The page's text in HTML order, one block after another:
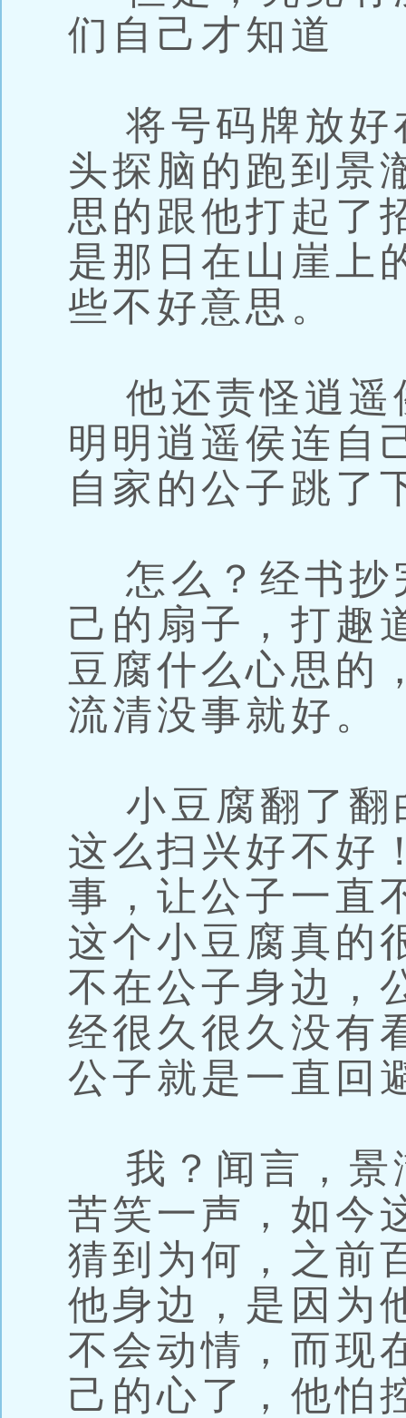
们自己才知道
将号码牌放好
头探脑的跑到景
思的跟他打起了
是那日在山崖上
些不好意思。
他还责怪逍遥
明明逍遥侯连自
自家的公子跳了
怎么？经书抄
己的扇子，打趣
豆腐什么心思的
流清没事就好。
小豆腐翻了翻
这么扫兴好不好
事，让公子一直
这个小豆腐真的
不在公子身边，
经很久很久没有
公子就是一直回
我？闻言，景
苦笑一声，如今
猜到为何，之前
他身边，是因为
不会动情，而现
己的心了，他怕